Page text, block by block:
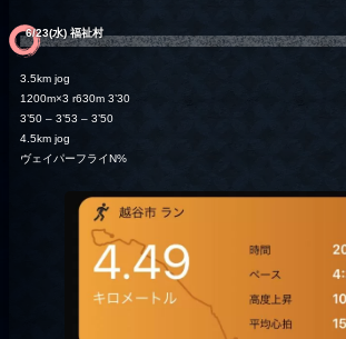
6/23(水) 福祉村
3.5km jog
1200m×3 r630m 3’30
3’50 – 3’53 – 3’50
4.5km jog
ヴェイパーフライN%